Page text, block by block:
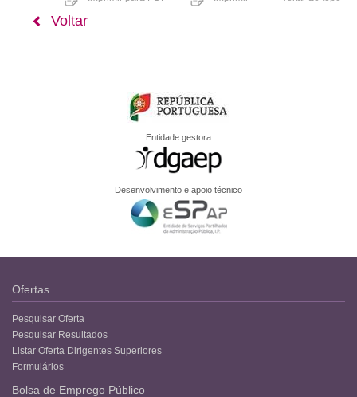
Voltar
Entidade gestora
Desenvolvimento e apoio técnico
Ofertas
Pesquisar Oferta
Pesquisar Resultados
Listar Oferta Dirigentes Superiores
Formulários
Bolsa de Emprego Público